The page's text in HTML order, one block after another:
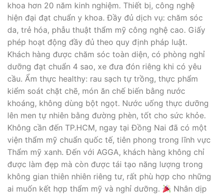
khoa hơn 20 năm kinh nghiệm. Thiết bị, công nghệ
hiện đại đạt chuẩn y khoa. Đầy đủ dịch vụ: chăm sóc
da, trẻ hóa, phẫu thuật thẩm mỹ công nghệ cao. Giấy
phép hoạt động đầy đủ theo quy định pháp luật.
Khách hàng được chăm sóc toàn diện, có phòng nghỉ
dưỡng đạt chuẩn 4 sao, xe đưa đón riêng khi có yêu
cầu. Ẩm thực healthy: rau sạch tự trồng, thực phẩm
kiểm soát chặt chẽ, món ăn chế biến bằng nước
khoáng, không dùng bột ngọt. Nước uống thực dưỡng
lên men tự nhiên bằng đường phèn, tốt cho sức khỏe.
Không cần đến TP.HCM, ngay tại Đồng Nai đã có một
viện thẩm mỹ chuẩn quốc tế, tiên phong trong lĩnh vực
Thẩm mỹ xanh. Đến với AGGA, khách hàng không chỉ
được làm đẹp mà còn được tái tạo năng lượng trong
không gian thiên nhiên riêng tư, rất phù hợp cho những
ai muốn kết hợp thẩm mỹ và nghỉ dưỡng.
Nhân dịp